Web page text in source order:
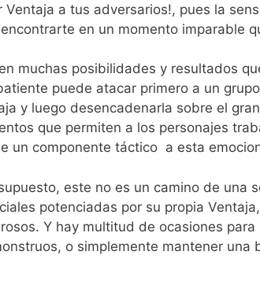
Ventaja a tus adversarios!, pues la
en un momento imparable
muchas posibilidades y resultados
puede atacar primero a un
y luego desencadenarla sobre el
que permiten a los personajes
un componente táctico a esta
este no es un camino de una
potenciadas por su propia
Y hay multitud de ocasiones
o simplemente mantener una